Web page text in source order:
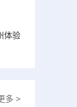
体验
多 >